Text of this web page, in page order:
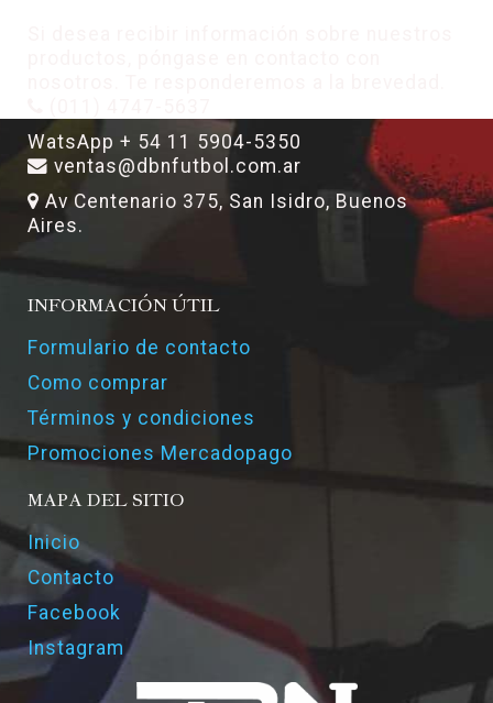
WatsApp + 54 11 5904-5350
ventas@dbnfutbol.com.ar
Av Centenario 375, San Isidro, Buenos
Aires.
INFORMACIÓN ÚTIL
Formulario de contacto
Como comprar
Términos y condiciones
Promociones Mercadopago
MAPA DEL SITIO
Inicio
Contacto
Facebook
Instagram